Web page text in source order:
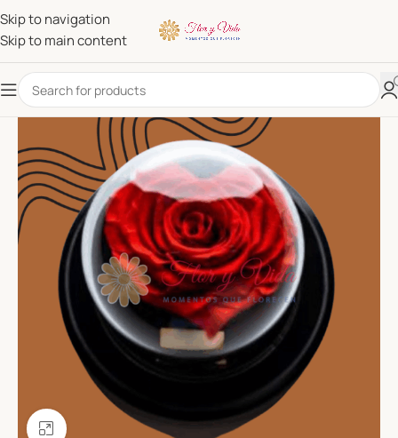
Skip to navigation
Skip to main content
Click to enlarge